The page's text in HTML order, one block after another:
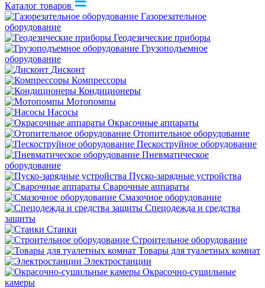
Каталог товаров
Газорезательное
оборудование
Геодезические приборы
Грузоподъемное
оборудование
Дисконт
Компрессоры
Кондиционеры
Мотопомпы
Насосы
Окрасочные аппараты
Отопительное оборудование
Пескоструйное оборудование
Пневматическое
оборудование
Пуско-зарядные устройства
Сварочные аппараты
Смазочное оборудование
Спецодежда и средства
защиты
Станки
Строительное оборудование
Товары для туалетных комнат
Электростанции
Окрасочно-сушильные
камеры